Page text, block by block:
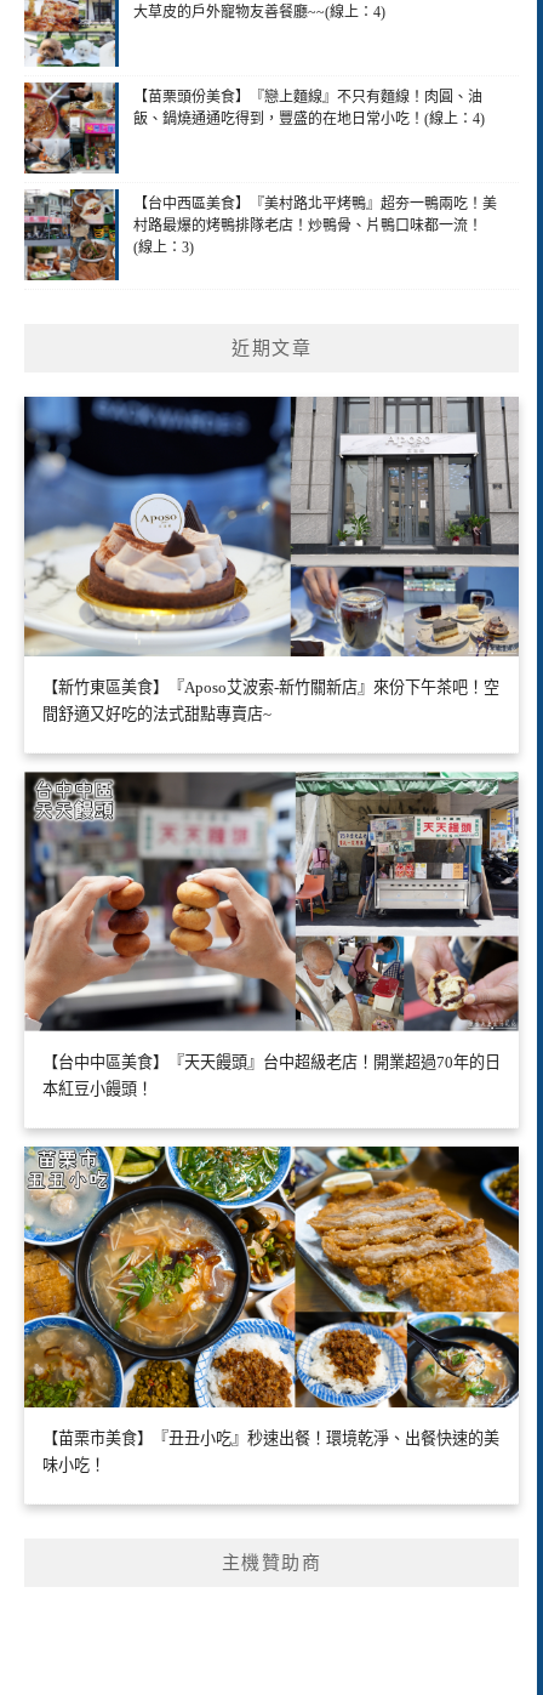
大草皮的戶外寵物友善餐廳~~(線上：4)
【苗栗頭份美食】『戀上麵線』不只有麵線！肉圓、油
飯、鍋燒通通吃得到，豐盛的在地日常小吃！(線上：4)
【台中西區美食】『美村路北平烤鴨』超夯一鴨兩吃！美
村路最爆的烤鴨排隊老店！炒鴨骨、片鴨口味都一流！
(線上：3)
近期文章
【新竹東區美食】『Aposo艾波索-新竹關新店』來份下午茶吧！空
間舒適又好吃的法式甜點專賣店~
【台中中區美食】『天天饅頭』台中超級老店！開業超過70年的日
本紅豆小饅頭！
【苗栗市美食】『丑丑小吃』秒速出餐！環境乾淨、出餐快速的美
味小吃！
主機贊助商